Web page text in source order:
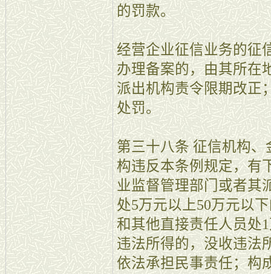
的罚款。
经营企业征信业务的征
办理备案的，由其所在
派出机构责令限期改正
处罚。
第三十八条 征信机构
构违反本条例规定，有
业监督管理部门或者其
处5万元以上50万元以
和其他直接责任人员处
违法所得的，没收违法
依法承担民事责任；构